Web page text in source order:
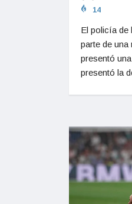
14
El policía de
parte de una
presentó
presentó la